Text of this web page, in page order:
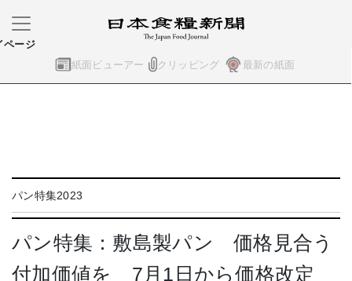
紙面ビューアー クリッピング 最新の紙面
ページ
パン特集2023
パン特集：敷島製パン 価格見合う
付加価値を 7月1日から価格改定